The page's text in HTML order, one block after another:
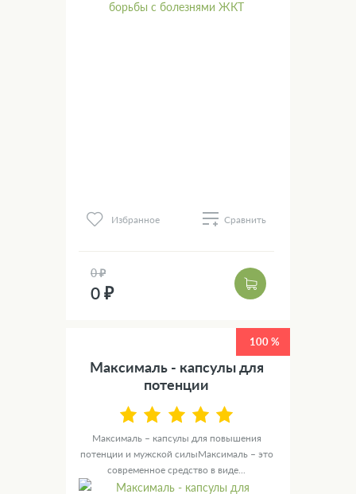
Избранное Сравнить
0 ₽
0 ₽
100 %
Максималь - капсулы для
потенции
Максималь – капсулы для повышения
потенции и мужской силыМаксималь – это
современное средство в виде...